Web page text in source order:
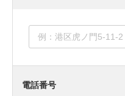
電話番号